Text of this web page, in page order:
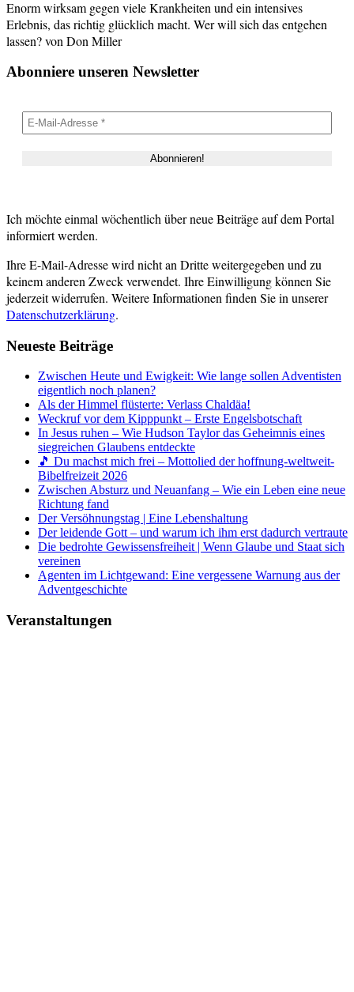
Enorm wirksam gegen viele Krankheiten und ein intensives
Erlebnis, das richtig glücklich macht. Wer will sich das entgehen
lassen? von Don Miller
Abonniere unseren Newsletter
Ich möchte einmal wöchentlich über neue Beiträge auf dem Portal
informiert werden.
Ihre E-Mail-Adresse wird nicht an Dritte weitergegeben und zu
keinem anderen Zweck verwendet. Ihre Einwilligung können Sie
jederzeit widerrufen. Weitere Informationen finden Sie in unserer
Datenschutzerklärung.
Neueste Beiträge
Zwischen Heute und Ewigkeit: Wie lange sollen Adventisten
eigentlich noch planen?
Als der Himmel flüsterte: Verlass Chaldäa!
Weckruf vor dem Kipppunkt – Erste Engelsbotschaft
In Jesus ruhen – Wie Hudson Taylor das Geheimnis eines
siegreichen Glaubens entdeckte
🎵 Du machst mich frei – Mottolied der hoffnung-weltweit-
Bibelfreizeit 2026
Zwischen Absturz und Neuanfang – Wie ein Leben eine neue
Richtung fand
Der Versöhnungstag | Eine Lebenshaltung
Der leidende Gott – und warum ich ihm erst dadurch vertraute
Die bedrohte Gewissensfreiheit | Wenn Glaube und Staat sich
vereinen
Agenten im Lichtgewand: Eine vergessene Warnung aus der
Adventgeschichte
Veranstaltungen